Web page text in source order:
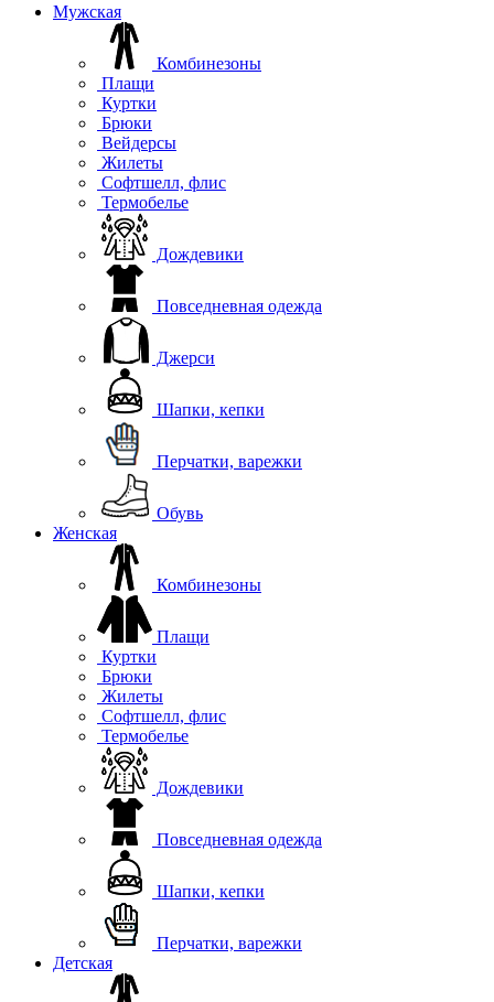
Мужская
Комбинезоны
Плащи
Куртки
Брюки
Вейдерсы
Жилеты
Софтшелл, флис
Термобелье
Дождевики
Повседневная одежда
Джерси
Шапки, кепки
Перчатки, варежки
Обувь
Женская
Комбинезоны
Плащи
Куртки
Брюки
Жилеты
Софтшелл, флис
Термобелье
Дождевики
Повседневная одежда
Шапки, кепки
Перчатки, варежки
Детская